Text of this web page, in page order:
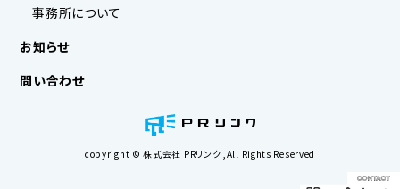
事務所について
お知らせ
問い合わせ
copyright © 株式会社 PRリンク ,All Rights Reserved